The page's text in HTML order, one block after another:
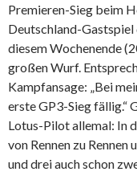
Premieren-Sieg beim
Deutschland-Gastspiel
diesem Wochenende
großen Wurf.
Kampfansage: „Bei
erste GP3-Sieg fällig.“
Lotus-Pilot allemal: In
von Rennen zu
und drei auch schon